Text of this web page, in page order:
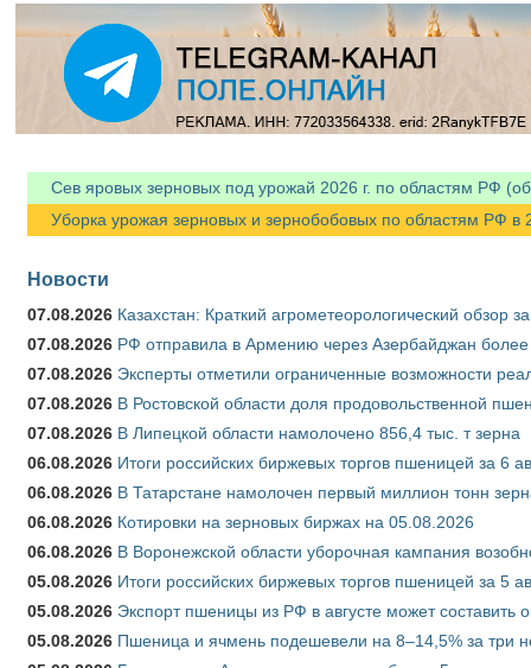
Сев яровых зерновых под урожай 2026 г. по областям РФ
Уборка урожая зерновых и зернобобовых по областям РФ в
Новости
07.08.2026 Казахстан: Краткий агрометеорологический обзор
07.08.2026 РФ отправила в Армению через Азербайджан более
07.08.2026 Эксперты отметили ограниченные возможности
07.08.2026 В Ростовской области доля продовольственной
07.08.2026 В Липецкой области намолочено 856,4 тыс. т зерна
06.08.2026 Итоги российских биржевых торгов пшеницей за 6
06.08.2026 В Татарстане намолочен первый миллион тонн
06.08.2026 Котировки на зерновых биржах на 05.08.2026
06.08.2026 В Воронежской области уборочная кампания
05.08.2026 Итоги российских биржевых торгов пшеницей за 5
05.08.2026 Экспорт пшеницы из РФ в августе может составить
05.08.2026 Пшеница и ячмень подешевели на 8–14,5% за три